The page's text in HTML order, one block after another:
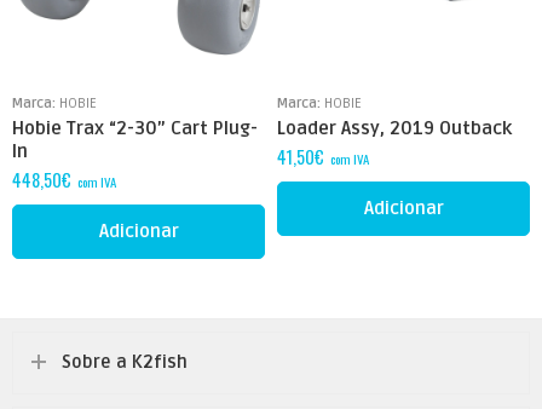
Marca: HOBIE
Hobie Trax “2-30” Cart Plug-
In
448,50€ com IVA
Adicionar
Marca: HOBIE
Loader Assy, 2019 Outback
41,50€ com IVA
Adicionar
Sobre a K2fish